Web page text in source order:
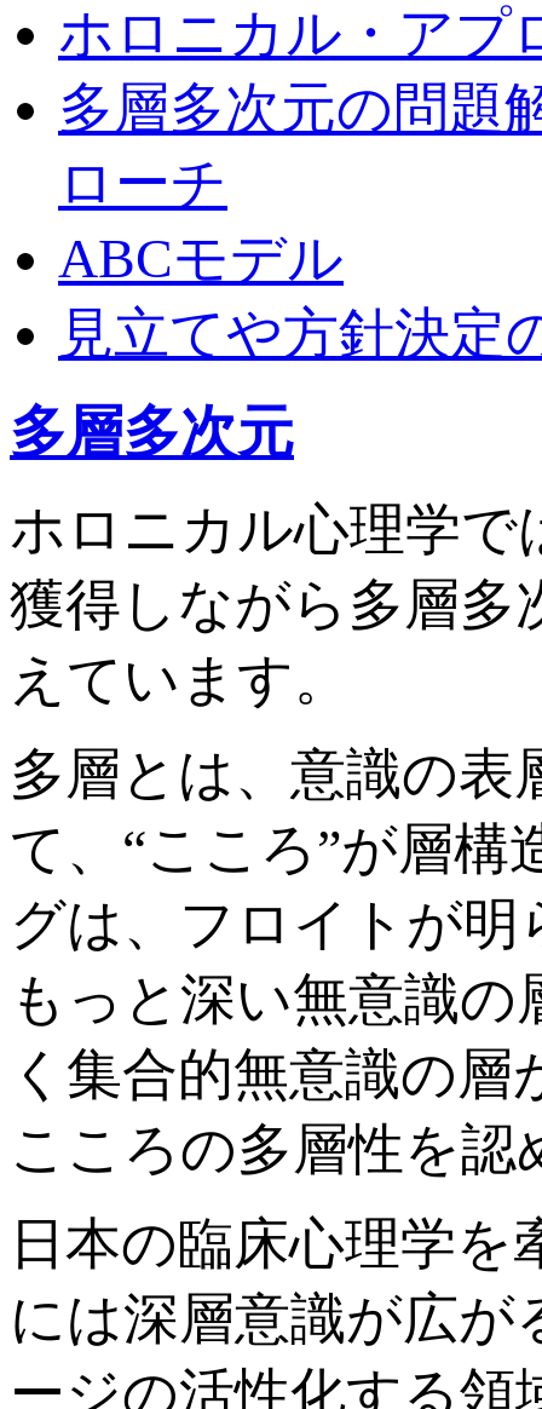
ホロニカル・アプ
多層多次元の問題
ローチ
ABCモデル
見立てや方針決定
多層多次元
ホロニカル心理学で
獲得しながら多層多
えています。
多層とは、意識の
て、“こころ”が層
グは、フロイトが
もっと深い無意識
く集合的無意識の
こころの多層性を
日本の臨床心理学
には深層意識が広
ージの活性化する